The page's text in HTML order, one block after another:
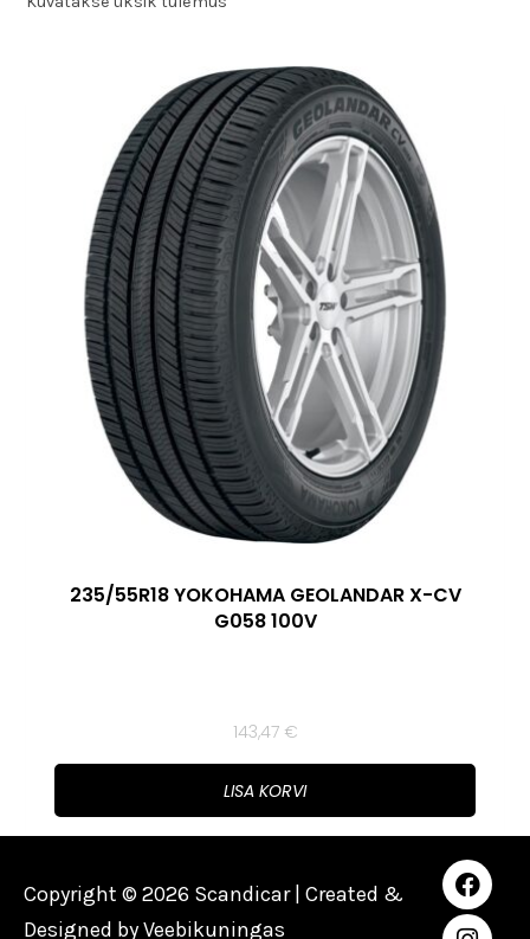
235/55R18 YOKOHAMA GEOLANDAR X-CV
G058 100V
143,47 €
LISA KORVI
Copyright © 2026 Scandicar | Created &
Designed byVeebikuningas